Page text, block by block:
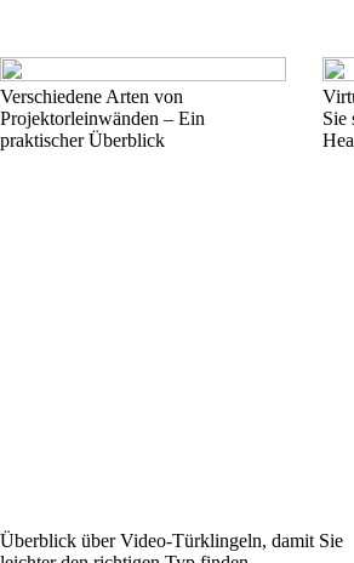
Verschiedene Arten von
Projektorleinwänden – Ein
praktischer Überblick
Sie
Überblick über Video-Türklingeln, damit Sie